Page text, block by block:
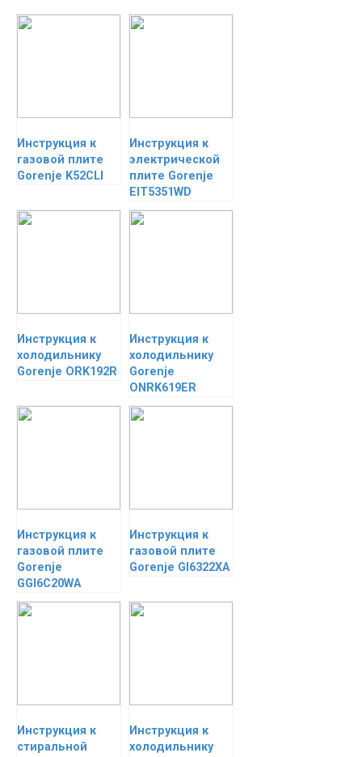
Инструкция к
газовой плите
Gorenje K52CLI
Инструкция к
электрической
плите Gorenje
EIT5351WD
Инструкция к
холодильнику
Gorenje ORK192R
Инструкция к
холодильнику
Gorenje
ONRK619ER
Инструкция к
газовой плите
Gorenje
GGI6C20WA
Инструкция к
газовой плите
Gorenje GI6322XA
Инструкция к
стиральной
Инструкция к
холодильнику